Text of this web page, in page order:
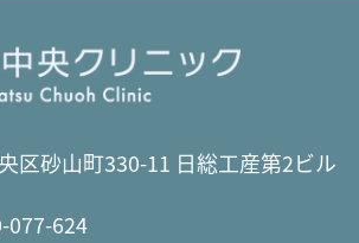
区砂山町330-11 日総工産第2ビル
077-624